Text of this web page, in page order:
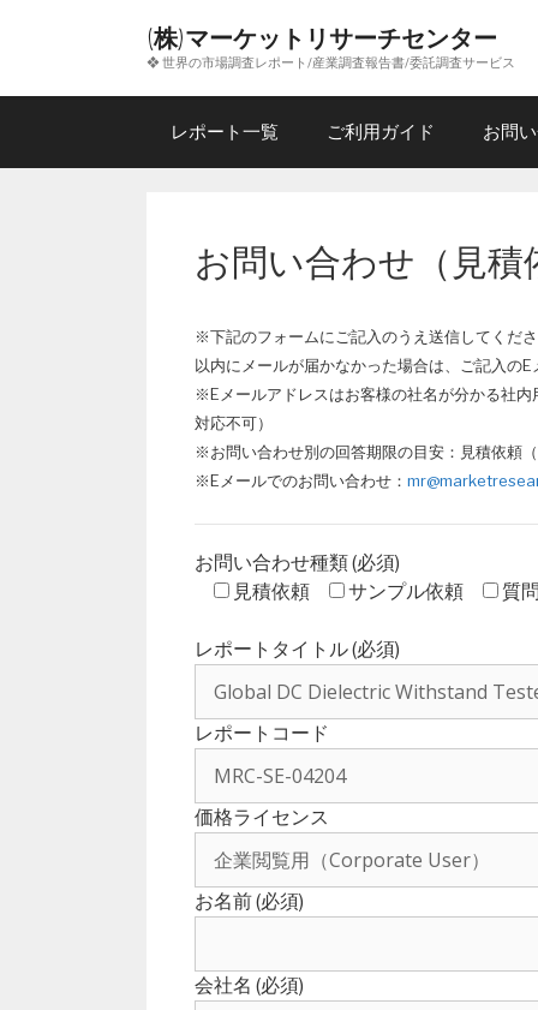
ン
(株)マーケットリサーチセンター
❖ 世界の市場調査レポート/産業調査報告書/委託調査サービス
レポート一覧 ご利用ガイド お問
お問い合わせ（見
※下記のフォームにご記入のうえ送信してくだ
以内にメールが届かなかった場合は、ご記入の
※Eメールアドレスはお客様の社名が分かる社
対応不可）
※お問い合わせ別の回答期限の目安：見積依頼
※Eメールでのお問い合わせ：
お問い合わせ種類 (必須)
見積依頼
サンプル依頼 質
レポートタイトル (必須)
レポートコード
価格ライセンス
お名前 (必須)
会社名 (必須)